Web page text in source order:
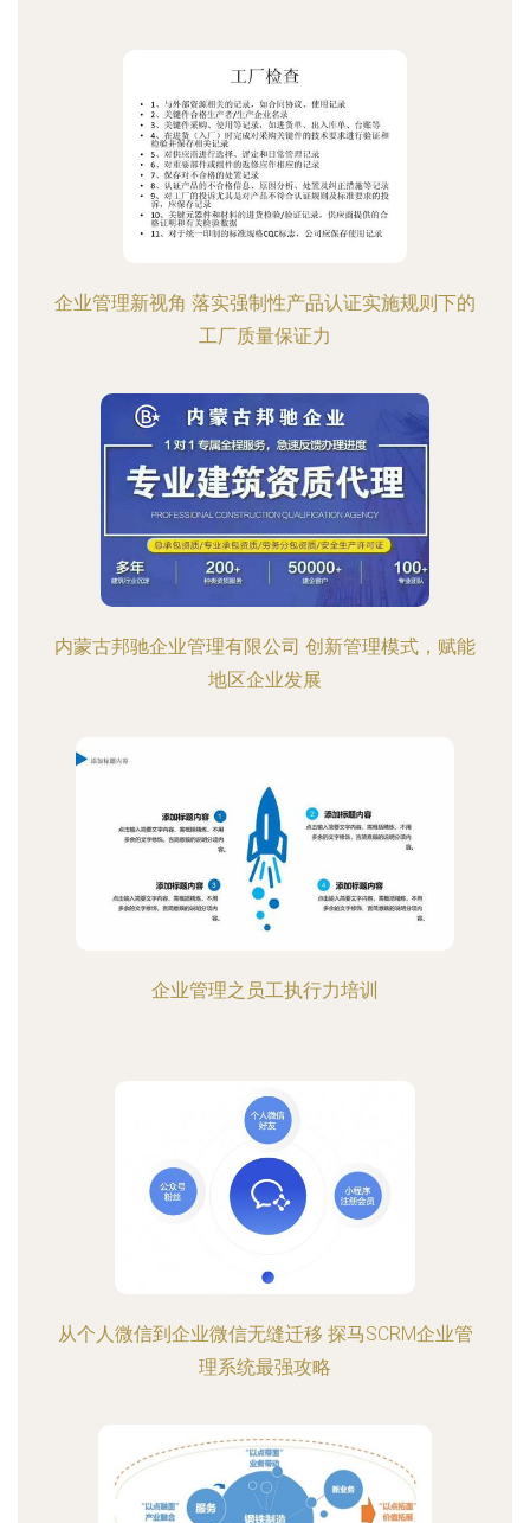
企业管理新视角 落实强制性产品认证实施规则下的
工厂质量保证力
内蒙古邦驰企业管理有限公司 创新管理模式，赋能
地区企业发展
企业管理之员工执行力培训
从个人微信到企业微信无缝迁移 探马SCRM企业管
理系统最强攻略